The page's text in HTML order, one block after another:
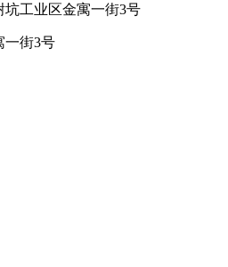
工业区金寓一街3号
一街3号